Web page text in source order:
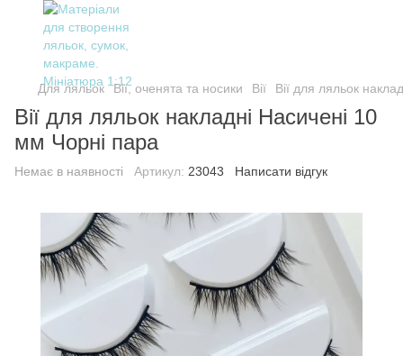
Для ляльок Вії, оченята та носики Вії Вії для ляльок
Вії для ляльок накладні Насичені 10
мм Чорні пара
Немає в наявності Артикул: 23043 Написати відгук